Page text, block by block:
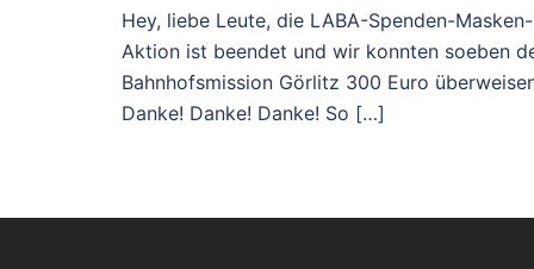
Hey, liebe Leute, die LABA-Spenden-Masken-
Aktion ist beendet und wir konnten soeben
Bahnhofsmission Görlitz 300 Euro
Danke! Danke! Danke! So […]